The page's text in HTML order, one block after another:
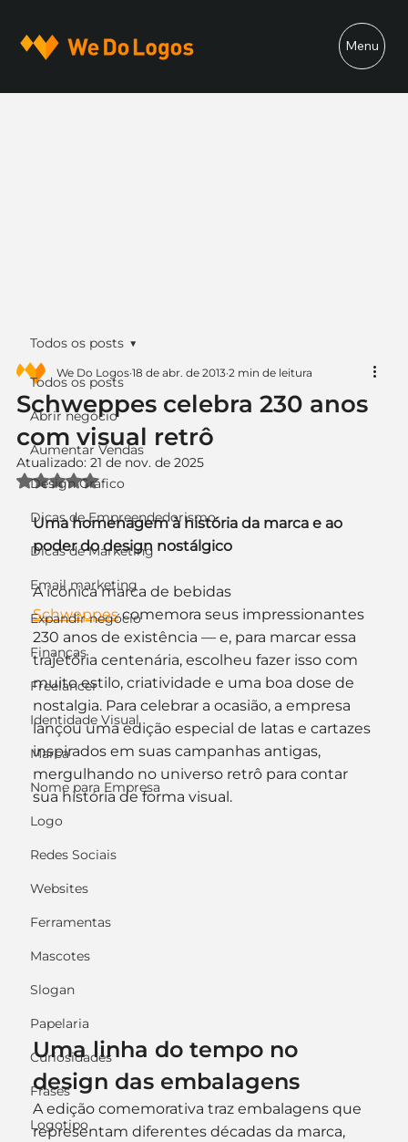
Menu
Todos os posts
Abrir negócio
Aumentar Vendas
Design Gráfico
Dicas de Empreendedorismo
Dicas de Marketing
Email marketing
Expandir negócio
Finanças
Freelancer
Identidade Visual
Marca
Nome para Empresa
Logo
Redes Sociais
Websites
Ferramentas
Mascotes
Slogan
Papelaria
Curiosidades
Frases
Logotipo
Todos os posts
Schweppes celebra 230 anos
com visual retrô
We Do Logos 18 de abr. de 2013 2 min de leitura
Atualizado: 21 de nov. de 2025
Avaliado com NaN de 5 estrelas.
Uma homenagem à história da marca e ao
poder do design nostálgico
A icônica marca de bebidas
Schweppes comemora seus impressionantes
230 anos de existência — e, para marcar essa
trajetória centenária, escolheu fazer isso com
muito estilo, criatividade e uma boa dose de
nostalgia. Para celebrar a ocasião, a empresa
lançou uma edição especial de latas e cartazes
inspirados em suas campanhas antigas,
mergulhando no universo retrô para contar
sua história de forma visual.
Uma linha do tempo no
design das embalagens
A edição comemorativa traz embalagens que
representam diferentes décadas da marca,